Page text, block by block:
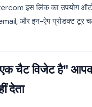
इस लिंक का उपयोग
और इन-ऐप प्रोडक्ट टूर
एक चैट विजेट है"
देता